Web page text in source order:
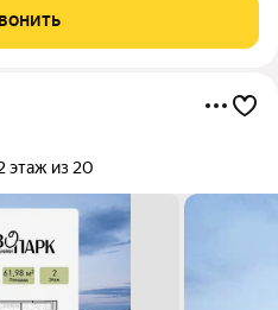
станции "Сокольники" 2 минуты
этаж из 20